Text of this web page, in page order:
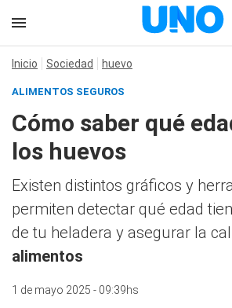
Inicio Sociedad huevo
ALIMENTOS SEGUROS
Cómo saber qué
los huevos
Existen distintos gráficos y
permiten detectar qué edad
de tu heladera y asegurar la
alimentos
1 de mayo 2025 - 09:39hs